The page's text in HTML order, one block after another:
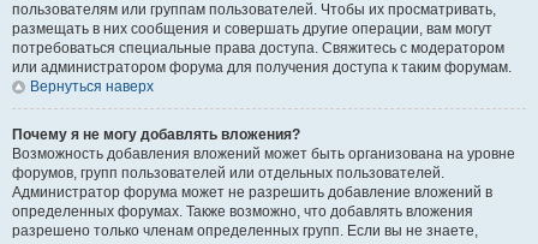
пользователям или группам пользователей. Чтобы их просматривать,
размещать в них сообщения и совершать другие операции, вам могут
потребоваться специальные права доступа. Свяжитесь с модератором
или администратором форума для получения доступа к таким форумам.
Вернуться наверх
Почему я не могу добавлять вложения?
Возможность добавления вложений может быть организована на уровне
форумов, групп пользователей или отдельных пользователей.
Администратор форума может не разрешить добавление вложений в
определенных форумах. Также возможно, что добавлять вложения
разрешено только членам определенных групп. Если вы не знаете,